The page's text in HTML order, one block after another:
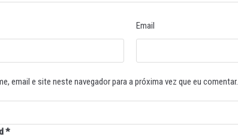
Email
email e site neste navegador para a próxima vez que eu comentar.
*